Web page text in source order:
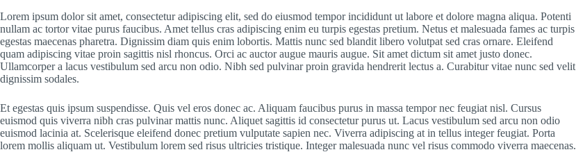
Lorem ipsum dolor sit amet, consectetur adipiscing elit, sed do eiusmod tempor incididunt ut labore et dolore magna aliqua. Potenti
nullam ac tortor vitae purus faucibus. Amet tellus cras adipiscing enim eu turpis egestas pretium. Netus et malesuada fames ac turpis
egestas maecenas pharetra. Dignissim diam quis enim lobortis. Mattis nunc sed blandit libero volutpat sed cras ornare. Eleifend
quam adipiscing vitae proin sagittis nisl rhoncus. Orci ac auctor augue mauris augue. Sit amet dictum sit amet justo donec.
Ullamcorper a lacus vestibulum sed arcu non odio. Nibh sed pulvinar proin gravida hendrerit lectus a. Curabitur vitae nunc sed velit
dignissim sodales.
Et egestas quis ipsum suspendisse. Quis vel eros donec ac. Aliquam faucibus purus in massa tempor nec feugiat nisl. Cursus
euismod quis viverra nibh cras pulvinar mattis nunc. Aliquet sagittis id consectetur purus ut. Lacus vestibulum sed arcu non odio
euismod lacinia at. Scelerisque eleifend donec pretium vulputate sapien nec. Viverra adipiscing at in tellus integer feugiat. Porta
lorem mollis aliquam ut. Vestibulum lorem sed risus ultricies tristique. Integer malesuada nunc vel risus commodo viverra maecenas.